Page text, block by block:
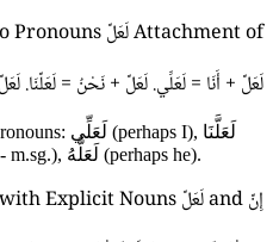
Attachment of لَعَلَّ to Pronouns (دُخُولُ لَعَلَّ عَلَى الضَّمَائِرِ)
لَعَلَّ + أَنَا = لَعَلِّي. لَعَلَّ + نَحْنُ = لَعَلَّنَا.
(perhaps we), لَعَلَّكَ (perhaps you - m.sg.), لَعَلَّهُ (perhaps he).
إِنَّ and لَعَلَّ with Explicit Nouns